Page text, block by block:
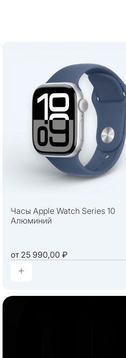
Часы Apple Watch Series 10
Алюминий
от25 990,00 ₽